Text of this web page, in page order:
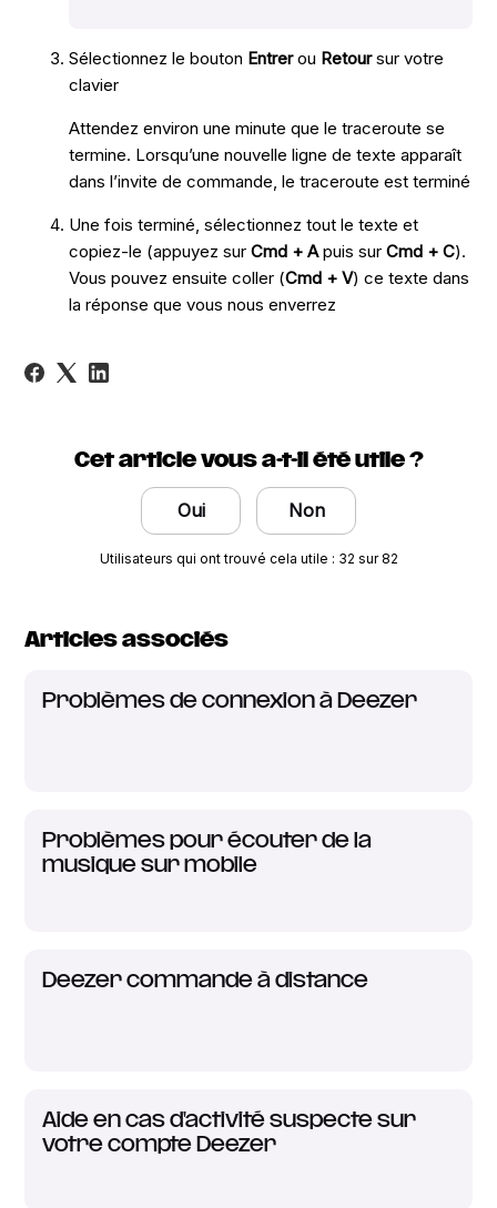
Sélectionnez le bouton Entrerou Retoursur votre
clavier
Attendez environ une minute que le traceroute se
termine. Lorsqu’une nouvelle ligne de texte apparaît
dans l’invite de commande, le traceroute est terminé
Une fois terminé, sélectionnez tout le texte et
copiez-le (appuyez surCmd + Apuis surCmd + C).
Vous pouvez ensuite coller (Cmd + V) ce texte dans
la réponse que vous nous enverrez
Cet article vous a-t-il été utile ?
Oui Non
Utilisateurs qui ont trouvé cela utile : 32 sur 82
Articles associés
Problèmes de connexion à Deezer
Problèmes pour écouter de la
musique sur mobile
Deezer commande à distance
Aide en cas d'activité suspecte sur
votre compte Deezer